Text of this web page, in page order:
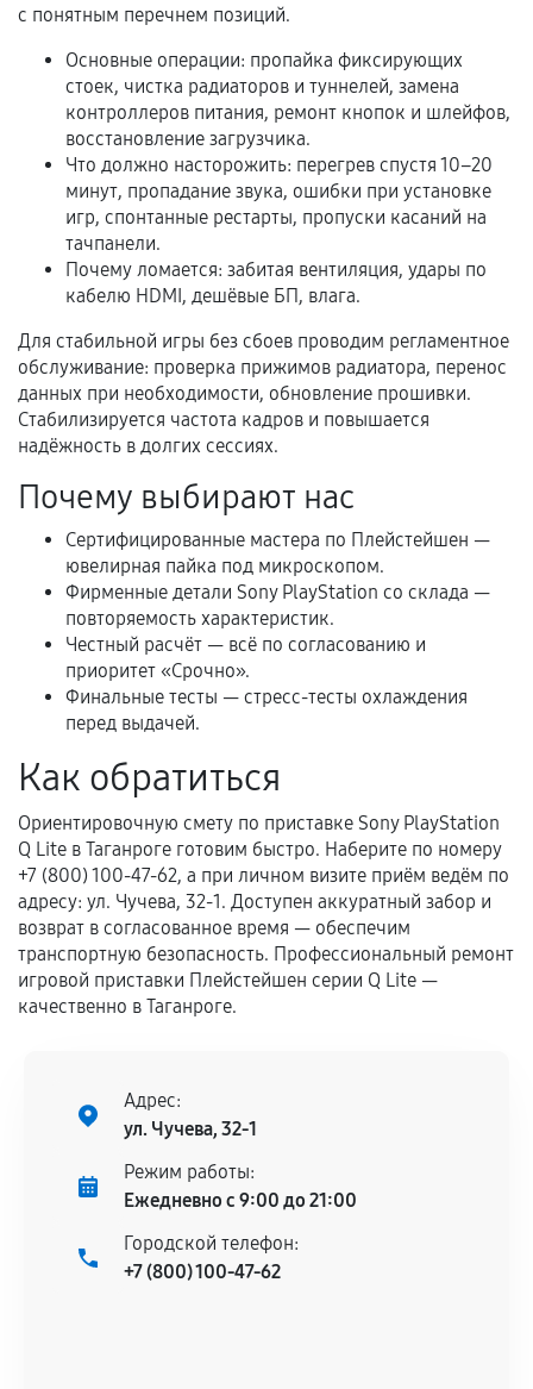
Документы на установленные комплектующие
Расширенная гарантия
В некоторых случаях возможно оформление
расширенной гарантии. Стоимость, сроки и
условия продления согласовываются отдельно и
фиксируются в документах.
Когда гарантия не действует
Нарушение правил эксплуатации,
механические повреждения, попадание влаги,
перегрев, коррозия.
Самостоятельный ремонт или вмешательство
третьих лиц.
Естественный износ деталей, если иное не
предусмотрено отдельно.
Обращение после окончания гарантийного
срока.
Программные сбои, если это не указано в
отдельных условиях.
Если комплектующие куплены
самостоятельно
Гарантия на выполненные работы может
сохраняться полностью или частично, если
соблюдены следующие условия:
Предоставленные детали подходят по
Установка была выполнена нашим сервисным
При этом гарантия на сами комплектующие
остается на стороне производителя или
продавца. За качество сторонних деталей
сервисный центр ответственности не несет.
с понятным перечнем позиций.
Основные операции: пропайка фиксирующих
стоек, чистка радиаторов и туннелей, замена
контроллеров питания, ремонт кнопок и шлейфов,
восстановление загрузчика.
Что должно насторожить: перегрев спустя 10–20
минут, пропадание звука, ошибки при установке
игр, спонтанные рестарты, пропуски касаний на
тачпанели.
Почему ломается: забитая вентиляция, удары по
кабелю HDMI, дешёвые БП, влага.
Для стабильной игры без сбоев проводим регламентное
обслуживание: проверка прижимов радиатора, перенос
данных при необходимости, обновление прошивки.
Стабилизируется частота кадров и повышается
надёжность в долгих сессиях.
Почему выбирают нас
Сертифицированные мастера по Плейстейшен —
ювелирная пайка под микроскопом.
Фирменные детали Sony PlayStation со склада —
повторяемость характеристик.
Честный расчёт — всё по согласованию и
приоритет «Срочно».
Финальные тесты — стресс-тесты охлаждения
перед выдачей.
Как обратиться
Ориентировочную смету по приставке Sony PlayStation
Q Lite в Таганроге готовим быстро. Наберите по номеру
+7 (800) 100-47-62, а при личном визите приём ведём по
адресу: ул. Чучева, 32-1. Доступен аккуратный забор и
возврат в согласованное время — обеспечим
транспортную безопасность. Профессиональный ремонт
игровой приставки Плейстейшен серии Q Lite —
качественно в Таганроге.
Адрес:
ул. Чучева, 32-1
Режим работы:
Ежедневно с 9:00 до 21:00
Городской телефон:
+7 (800) 100-47-62